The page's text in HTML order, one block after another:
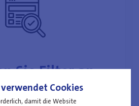
Cookies
damit die Website
Sie Filter an
Suche alle nötigen Filter